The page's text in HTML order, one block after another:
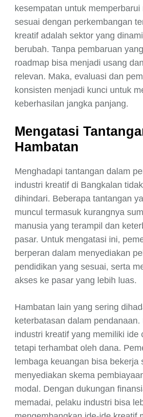
kesempatan untuk memperbarui
sesuai dengan perkembangan
kreatif adalah sektor yang
berubah. Tanpa pembaruan
roadmap bisa menjadi usang
relevan. Maka, evaluasi dan
konsisten menjadi kunci untuk
keberhasilan jangka panjang.
Mengatasi
Hambatan
Menghadapi tantangan dalam
industri kreatif di Bangkalan
dihindari. Beberapa tantangan
muncul termasuk kurangnya
manusia yang terampil dan
pasar. Untuk mengatasi ini,
berperan dalam menyediakan
pendidikan yang sesuai, serta
akses ke pasar yang lebih luas.
Hambatan lain yang sering
keterbatasan dalam
industri kreatif yang memiliki ide
tetapi terhambat oleh dana.
lembaga keuangan bisa bekerja
menyediakan skema
modal. Dengan dukungan
memadai, pelaku industri bisa